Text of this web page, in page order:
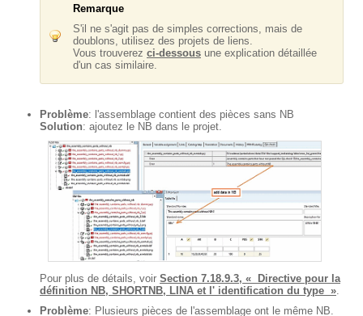
Remarque
S'il ne s'agit pas de simples corrections, mais de
doublons, utilisez des projets de liens.
Vous trouverez ci-dessous une explication détaillée
d'un cas similaire.
Problème: l'assemblage contient des pièces sans NB
Solution: ajoutez le NB dans le projet.
Pour plus de détails, voir Section 7.18.9.3, « Directive pour la
définition NB, SHORTNB, LINA et l' identification du type »
Problème: Plusieurs pièces de l'assemblage ont le même NB.